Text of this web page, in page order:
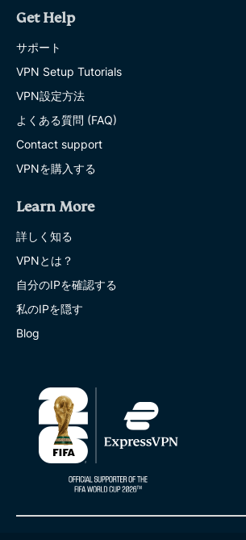
Get Help
サポート
VPN Setup Tutorials
VPN設定方法
よくある質問 (FAQ)
Contact support
VPNを購入する
Learn More
詳しく知る
VPNとは？
自分のIPを確認する
私のIPを隠す
Blog